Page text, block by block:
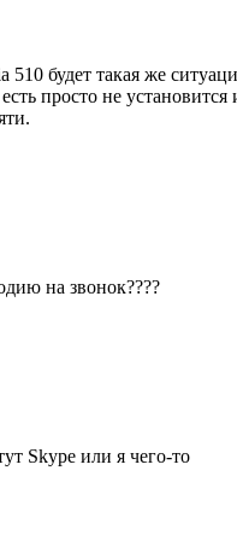
будет такая же
просто не установится
на звонок????
Skype или я чего-то